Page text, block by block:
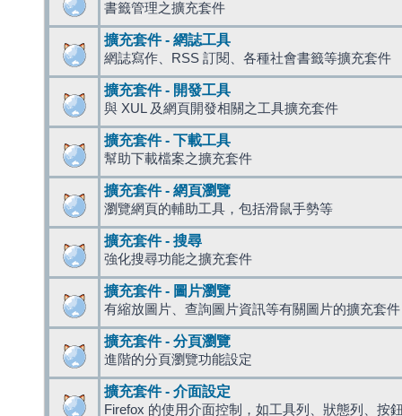
書籤管理之擴充套件
擴充套件 - 網誌工具
網誌寫作、RSS 訂閱、各種社會書籤等擴充套件
擴充套件 - 開發工具
與 XUL 及網頁開發相關之工具擴充套件
擴充套件 - 下載工具
幫助下載檔案之擴充套件
擴充套件 - 網頁瀏覽
瀏覽網頁的輔助工具，包括滑鼠手勢等
擴充套件 - 搜尋
強化搜尋功能之擴充套件
擴充套件 - 圖片瀏覽
有縮放圖片、查詢圖片資訊等有關圖片的擴充套件
擴充套件 - 分頁瀏覽
進階的分頁瀏覽功能設定
擴充套件 - 介面設定
Firefox 的使用介面控制，如工具列、狀態列、按